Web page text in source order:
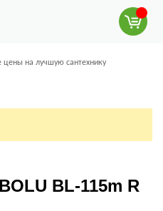
цены на лучшую сантехнику
BL-115m R